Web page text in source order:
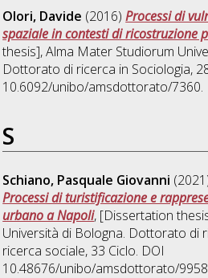
Olori, Davide (2016)Processi di
spaziale in contesti di ricostruzione
thesis], Alma Mater Studiorum
Dottorato di ricerca in Sociologia,
10.6092/unibo/amsdottorato/7360.
S
Schiano, Pasquale Giovanni
Processi di turistificazione e
urbano a Napoli, [Dissertation
Università di Bologna. Dottorato di
ricerca sociale, 33 Ciclo. DOI
10.48676/unibo/amsdottorato/